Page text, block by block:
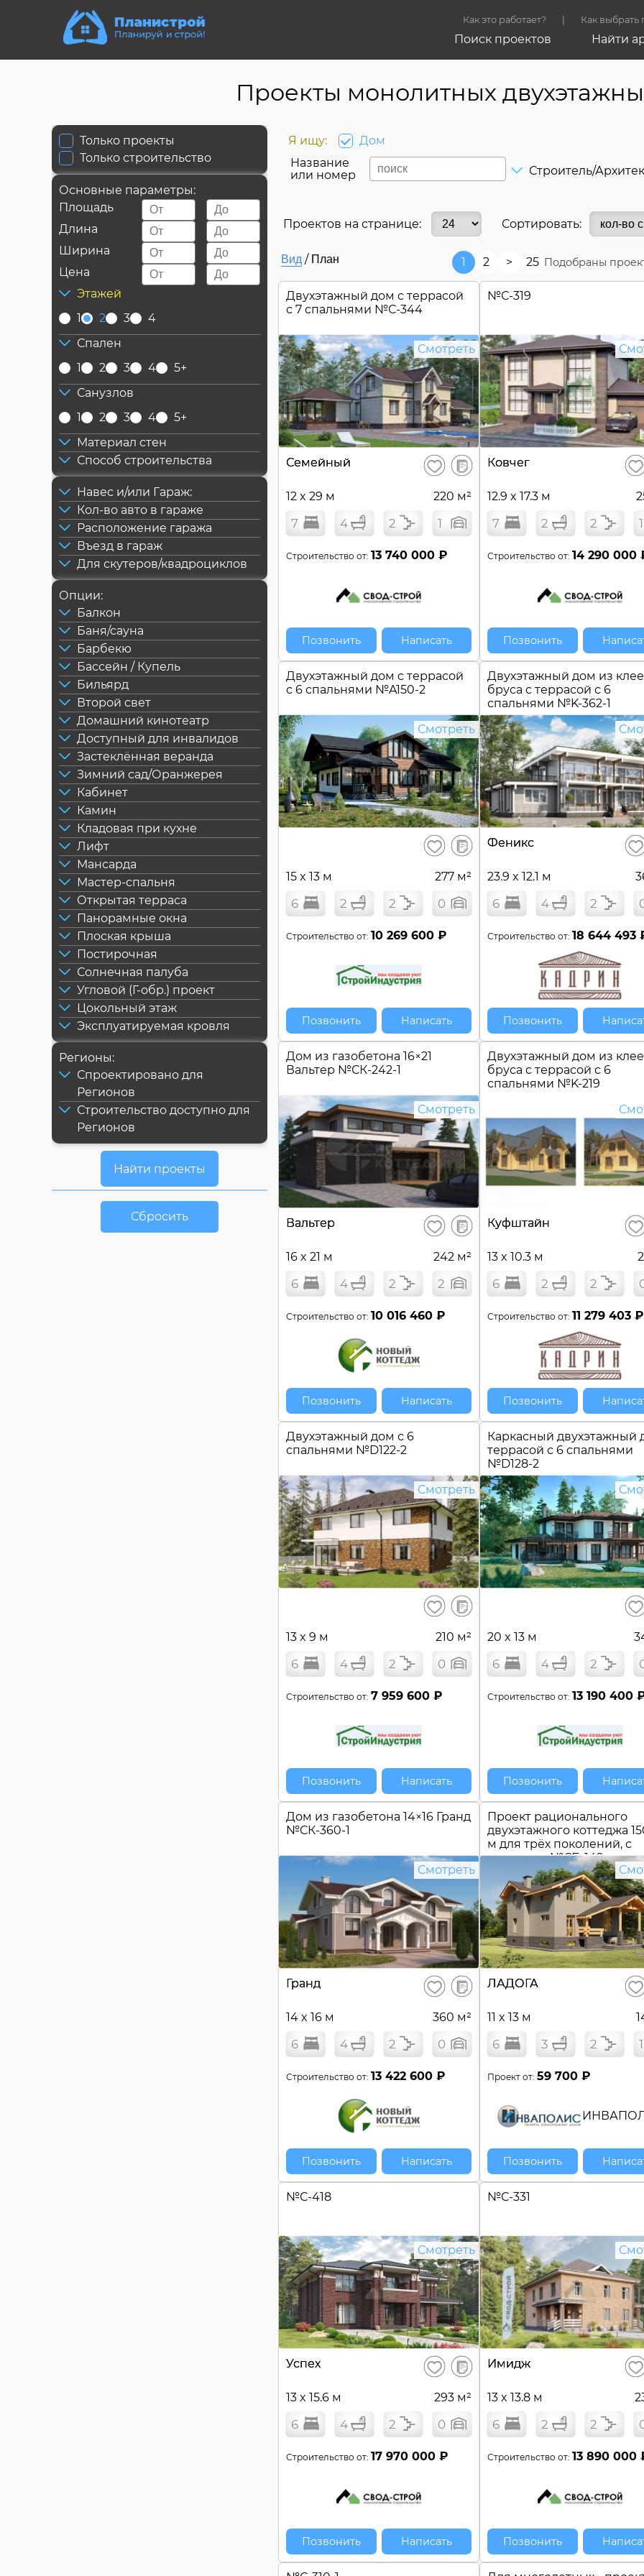
Как это работает? Как выбрать
Поиск проектов Найти
Проекты монолитных
Я ищу:
Дом
Название
или номер
Строитель/
Только проекты
Только строительство
Основные параметры:
Площадь
Длина
Ширина
Цена
Этажей
1
2 3
4
Спален
1
2 3 4
5+
Санузлов
1
2 3 4
5+
Материал стен
Способ строительства
Навес и/или Гараж:
Кол-во авто в гараже
Расположение гаража
Въезд в гараж
Для скутеров/квадроциклов
Опции:
Балкон
Баня/сауна
Барбекю
Бассейн / Купель
Бильярд
Второй свет
Домашний кинотеатр
Доступный для инвалидов
Застеклённая веранда
Зимний сад/Оранжерея
Кабинет
Камин
Кладовая при кухне
Лифт
Мансарда
Мастер-спальня
Открытая терраса
Панорамные окна
Плоская крыша
Постирочная
Солнечная палуба
Угловой (Г-обр.) проект
Цокольный этаж
Эксплуатируемая кровля
Регионы:
Спроектировано для
Регионов
Строительство доступно для
Регионов
Сбросить
Проектов на странице: Сортировать:
Вид / План 1 2 > 25 Подобраны
Двухэтажный дом c террасой
с 7 спальнями №С-344
Смотреть
Семейный Сохранить
В
сравнение
12 x 29 м 220 м²
7 4 2 1
Строительство от: 13 740 000 ₽
Позвонить Написать
№С-319
Ковчег
12.9 x 17.3 м
7 2 2 1
Строительство от:14 290 000
Позвонить
Двухэтажный дом c террасой
с 6 спальнями №A150-2
Смотреть
Сохранить
В
сравнение
15 x 13 м 277 м²
6 2 2 0
Строительство от: 10 269 600 ₽
Позвонить Написать
Двухэтажный дом из
бруса c террасой с 6
спальнями №K-362-1
Феникс
23.9 x 12.1 м
6 4 2
Строительство от:18 644 493
Позвонить
Дом из газобетона 16×21
Вальтер №СК-242-1
Смотреть
Вальтер Сохранить
В
сравнение
16 x 21 м 242 м²
6 4 2 2
Строительство от: 10 016 460 ₽
Позвонить Написать
Двухэтажный дом из
бруса c террасой с 6
спальнями №K-219
Куфштайн
13 x 10.3 м
6 2 2
Строительство от:11 279 403 ₽
Позвонить
Двухэтажный дом с 6
спальнями №D122-2
Смотреть
Сохранить
В
сравнение
13 x 9 м 210 м²
6 4 2 0
Строительство от: 7 959 600 ₽
Позвонить Написать
Каркасный двухэтажный
террасой с 6 спальнями
№D128-2
20 x 13 м
6 4 2
Строительство от:13 190 400
Позвонить
Дом из газобетона 14×16 Гранд
№СК-360-1
Смотреть
Гранд Сохранить
В
сравнение
14 x 16 м 360 м²
6 4 2 0
Строительство от: 13 422 600 ₽
Позвонить Написать
Проект рационального
двухэтажного коттеджа
м для трёх поколений, с
подвалом №СБ-149
ЛАДОГА
11 x 13 м
6 3 2 1
Проект от:59 700 ₽
Позвонить
№С-418
Смотреть
Успех Сохранить
В
сравнение
13 x 15.6 м 293 м²
6 4 2 0
Строительство от: 17 970 000 ₽
Позвонить Написать
№С-331
Имидж
13 x 13.8 м
6 2 2
Строительство от:13 890 000
Позвонить